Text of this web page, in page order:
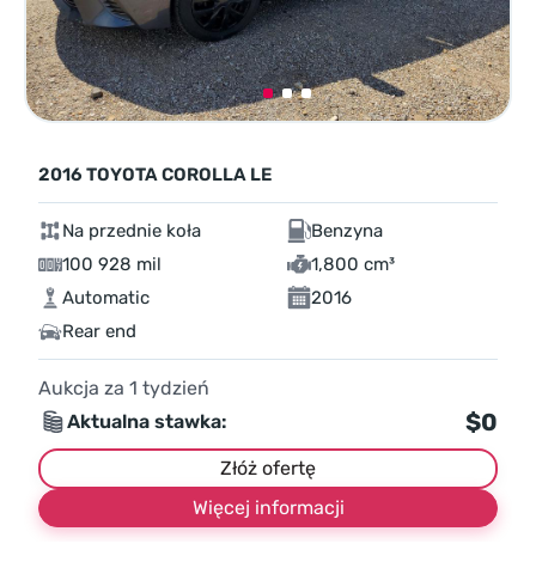
2016 TOYOTA COROLLA LE
Na przednie koła
Benzyna
100 928 mil
1,800 cm³
Automatic
2016
Rear end
Aukcja za 1 tydzień
Aktualna stawka:
$0
Złóż ofertę
Więcej informacji